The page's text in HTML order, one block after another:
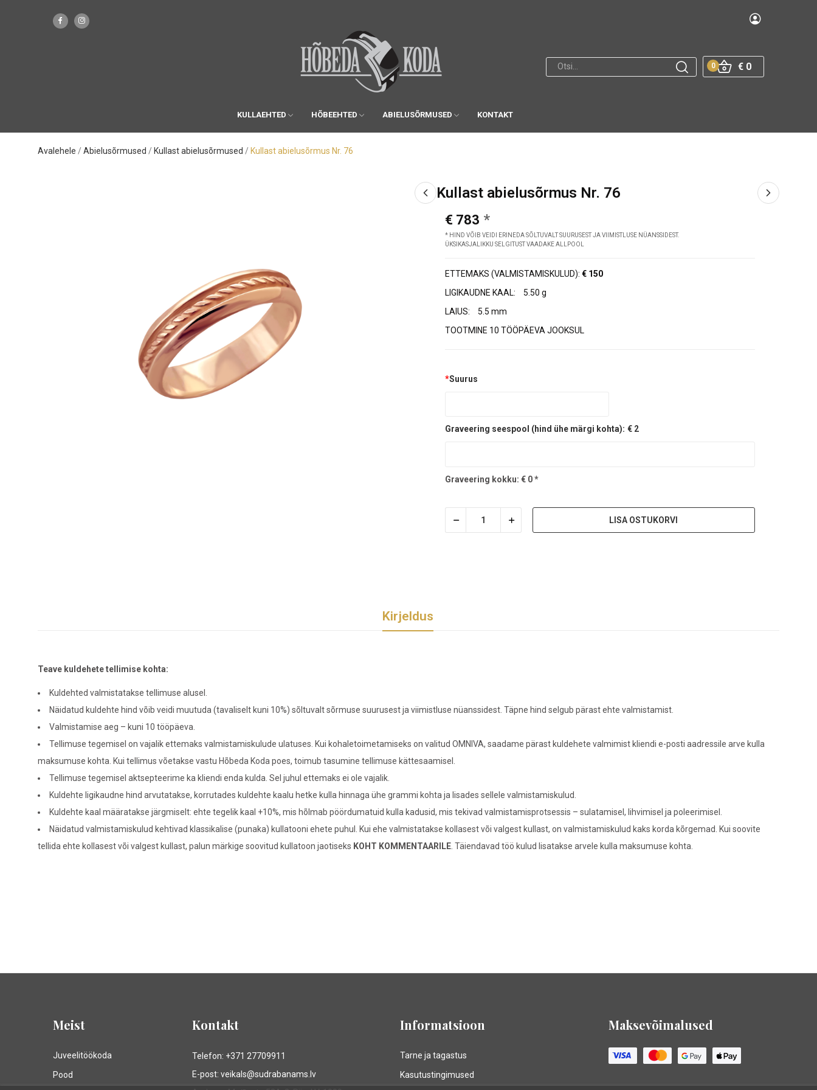
€ 0
0
KULLAEHTED HÕBEEHTED ABIELUSÕRMUSED KONTAKT
Avalehele Abielusõrmused Kullast abielusõrmused Kullast abielusõrmus Nr. 76
Kullast abielusõrmus Nr. 76
€ 783
* HIND VÕIB VEIDI ERINEDA SÕLTUVALT SUURUSEST JA VIIMISTLUSE NÜANSSIDEST.
ÜKSIKASJALIKKU SELGITUST VAADAKE ALLPOOL
ETTEMAKS (VALMISTAMISKULUD): € 150
LIGIKAUDNE KAAL:
5.50 g
LAIUS:
5.5 mm
TOOTMINE 10 TÖÖPÄEVA JOOKSUL
*Suurus
Graveering seespool (hind ühe märgi kohta): € 2
Graveering kokku: € 0*
LISA OSTUKORVI
Kirjeldus
Teave kuldehete tellimise kohta:
Kuldehted valmistatakse tellimuse alusel.
Näidatud kuldehte hind võib veidi muutuda (tavaliselt kuni 10%) sõltuvalt sõrmuse suurusest ja viimistluse nüanssidest. Täpne hind selgub pärast ehte valmistamist.
Valmistamise aeg – kuni 10 tööpäeva.
Tellimuse tegemisel on vajalik ettemaks valmistamiskulude ulatuses. Kui kohaletoimetamiseks on valitud OMNIVA, saadame pärast kuldehete valmimist kliendi e-posti aadressile arve kulla
maksumuse kohta. Kui tellimus võetakse vastu Hõbeda Koda poes, toimub tasumine tellimuse kättesaamisel.
Tellimuse tegemisel aktsepteerime ka kliendi enda kulda. Sel juhul ettemaks ei ole vajalik.
Kuldehte ligikaudne hind arvutatakse, korrutades kuldehte kaalu hetke kulla hinnaga ühe grammi kohta ja lisades sellele valmistamiskulud.
Kuldehte kaal määratakse järgmiselt: ehte tegelik kaal +10%, mis hõlmab pöördumatuid kulla kadusid, mis tekivad valmistamisprotsessis – sulatamisel, lihvimisel ja poleerimisel.
Näidatud valmistamiskulud kehtivad klassikalise (punaka) kullatooni ehete puhul. Kui ehe valmistatakse kollasest või valgest kullast, on valmistamiskulud kaks korda kõrgemad. Kui soovite
tellida ehte kollasest või valgest kullast, palun märkige soovitud kullatoon jaotiseks KOHT KOMMENTAARILE . Täiendavad töö kulud lisatakse arvele kulla maksumuse kohta.
Meist
Juveelitöökoda
Pood
Kontakt
Telefon: +371 27709911
E-post: veikals@sudrabanams.lv
Informatsioon
Tarne ja tagastus
Kasutustingimused
Maksevõimalused